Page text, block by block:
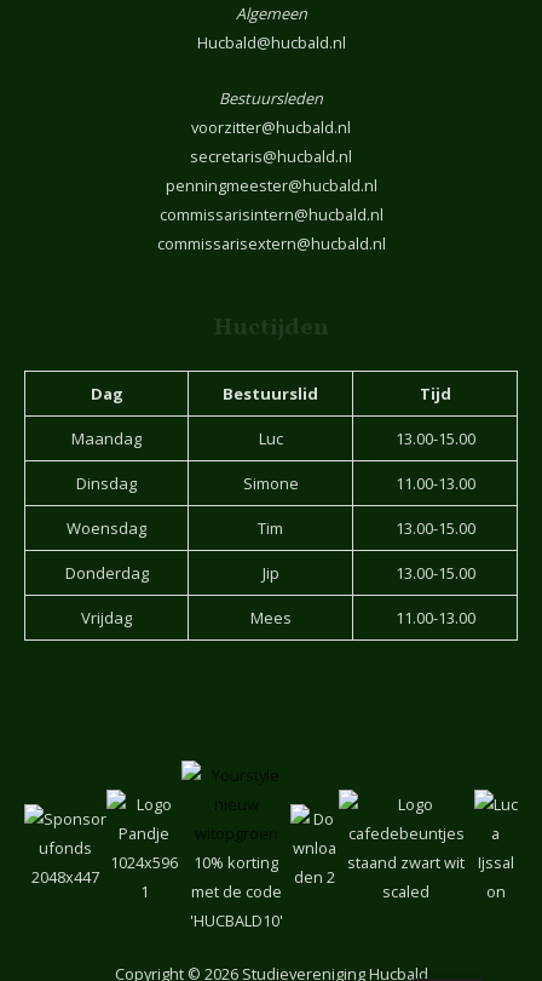
Algemeen
Hucbald@hucbald.nl
Bestuursleden
voorzitter@hucbald.nl
secretaris@hucbald.nl
penningmeester@hucbald.nl
commissarisintern@hucbald.nl
commissarisextern@hucbald.nl
Huctijden
Dag Bestuurslid Tijd
Maandag Luc 13.00-15.00
Dinsdag Simone 11.00-13.00
Woensdag Tim 13.00-15.00
Donderdag Jip 13.00-15.00
Vrijdag Mees 11.00-13.00
10% korting
met de code
'HUCBALD10'
Copyright© 2026 Studievereniging Hucbald